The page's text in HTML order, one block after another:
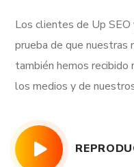
Los clientes de Up
prueba de que nuestras
también hemos
los medios y de